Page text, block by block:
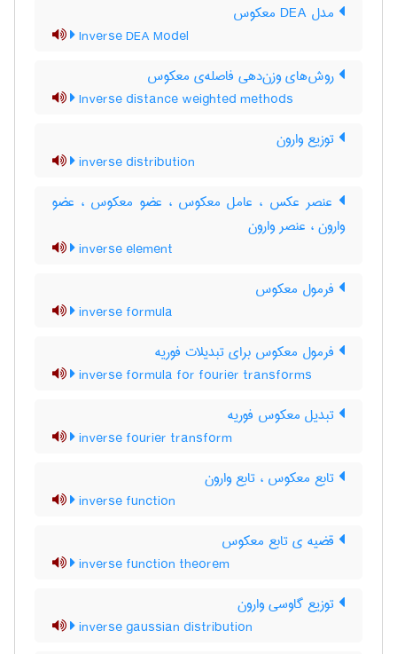
مدل DEA معکوس
Inverse DEA Model
روش‌های وزن‌دهی فاصله‌ی معکوس
Inverse distance weighted methods
توزیع وارون
inverse distribution
عنصر عکس ، عامل معکوس ، عضو معکوس ، عضو
وارون ، عنصر وارون
inverse element
فرمول معکوس
inverse formula
فرمول معکوس برای تبدیلات فوریه
inverse formula for fourier transforms
تبدیل معکوس فوریه
inverse fourier transform
تابع معکوس ، تابع وارون
inverse function
قضیه ی تابع معکوس
inverse function theorem
توزیع گاوسی وارون
inverse gaussian distribution